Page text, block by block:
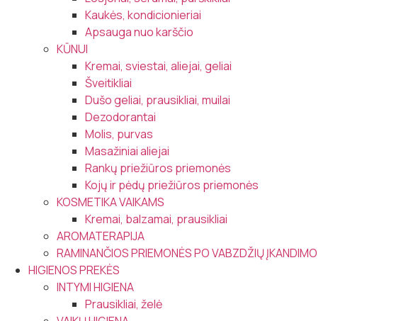
Kaukės, kondicionieriai
Apsauga nuo karščio
KŪNUI
Kremai, sviestai, aliejai, geliai
Šveitikliai
Dušo geliai, prausikliai, muilai
Dezodorantai
Molis, purvas
Masažiniai aliejai
Rankų priežiūros priemonės
Kojų ir pėdų priežiūros priemonės
KOSMETIKA VAIKAMS
Kremai, balzamai, prausikliai
AROMATERAPIJA
RAMINANČIOS PRIEMONĖS PO VABZDŽIŲ ĮKANDIMO
HIGIENOS PREKĖS
INTYMI HIGIENA
Prausikliai, želė